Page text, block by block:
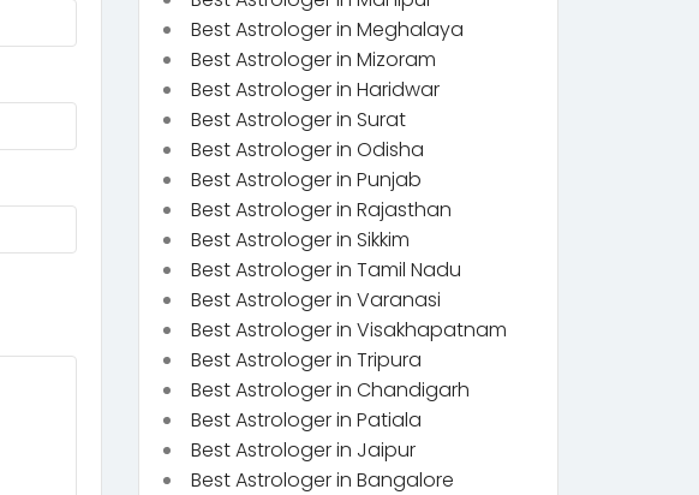
Best Astrologer in Meghalaya
Best Astrologer in Mizoram
Best Astrologer in Haridwar
Best Astrologer in Surat
Best Astrologer in Odisha
Best Astrologer in Punjab
Best Astrologer in Rajasthan
Best Astrologer in Sikkim
Best Astrologer in Tamil Nadu
Best Astrologer in Varanasi
Best Astrologer in Visakhapatnam
Best Astrologer in Tripura
Best Astrologer in Chandigarh
Best Astrologer in Patiala
Best Astrologer in Jaipur
Best Astrologer in Bangalore